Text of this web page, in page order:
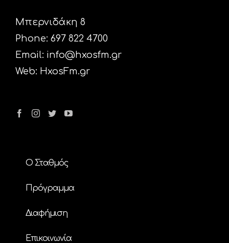
Μπερνιδάκη 8
Phone: 697 822 4700
Email: info@hxosfm.gr
Web: HxosFm.gr
Ο Σταθμός
Πρόγραμμα
Διαφήμιση
Επικοινωνία